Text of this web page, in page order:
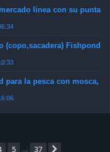
linea con su punta
Fishpond
para la pesca con mosca,
5 37